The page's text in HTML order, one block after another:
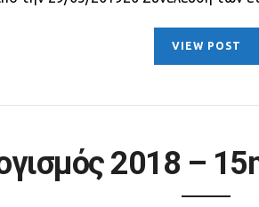
VIEW POST
2018 –